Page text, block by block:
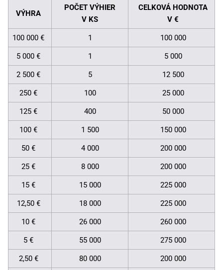
VÝHRA
POČET VÝHIER
V KS
CELKOVÁ HODNOTA
V €
100 000 € 1 100 000
5 000 € 1 5 000
2 500 € 5 12 500
250 € 100 25 000
125 € 400 50 000
100 € 1 500 150 000
50 € 4 000 200 000
25 € 8 000 200 000
15 € 15 000 225 000
12,50 € 18 000 225 000
10 € 26 000 260 000
5 € 55 000 275 000
2,50 € 80 000 200 000